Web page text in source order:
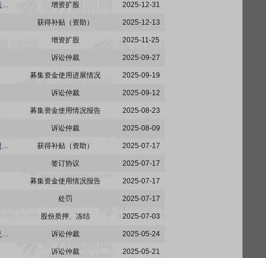
尚纬股份:尚纬股份有限公司关于增资控股四川中氟泰华新材料科技有限公司完成股权交割及工商变更登记的公告 增资扩股 2025-12-31
获得补贴（资助） 2025-12-13
增资扩股 2025-11-25
诉讼仲裁 2025-09-27
募集资金使用进展情况 2025-09-19
诉讼仲裁 2025-09-12
募集资金使用情况报告 2025-08-23
诉讼仲裁 2025-08-09
尚纬股份:关于本次向特定对象发行股票不存在直接或通过利益相关方向参与认购的投资者提供财务资助或补偿的公告 获得补贴（资助） 2025-07-17
签订协议 2025-07-17
募集资金使用情况报告 2025-07-17
处罚 2025-07-17
股份质押、冻结 2025-07-03
尚纬股份:尚纬股份有限公司关于公司股东所持部分股份司法拍卖完成过户暨公司实际控制人变更的公告 诉讼仲裁 2025-05-24
诉讼仲裁 2025-05-21